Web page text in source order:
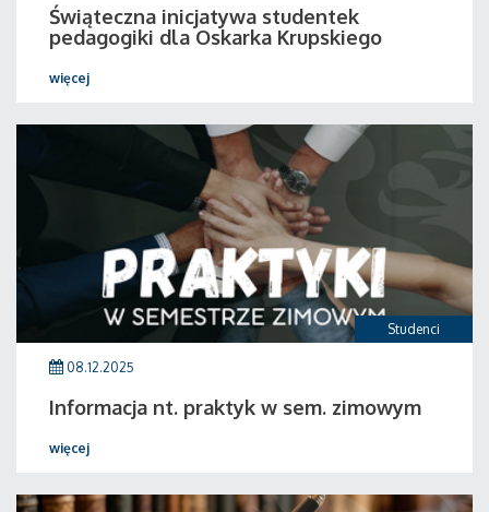
Świąteczna inicjatywa studentek
pedagogiki dla Oskarka Krupskiego
więcej
Studenci
08.12.2025
Informacja nt. praktyk w sem. zimowym
więcej